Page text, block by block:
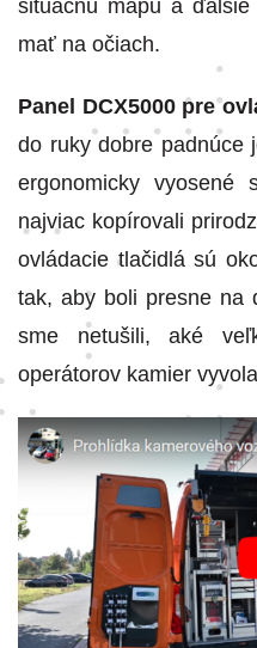
situačnú mapu a
mať na očiach.
Panel DCX5000 pre
do ruky dobre padnúce
ergonomicky vyosené
najviac kopírovali
ovládacie tlačidlá sú
tak, aby boli presne na
sme netušili, aké
operátorov kamier